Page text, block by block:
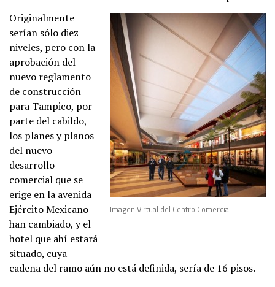
Imagen Virtual del Centro Comercial
Originalmente
serían sólo diez
niveles, pero con la
aprobación del
nuevo reglamento
de construcción
para Tampico, por
parte del cabildo,
los planes y planos
del nuevo
desarrollo
comercial que se
erige en la avenida
Ejército Mexicano
han cambiado, y el
hotel que ahí estará
situado, cuya
cadena del ramo aún no está definida, sería de 16 pisos.